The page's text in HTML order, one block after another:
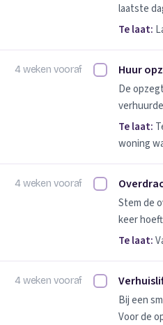
laatste
Te laat:
4 weken vooraf HuurHuur
De
Te laat:
woning
4 weken vooraf Overdracht
Stem de
keer
Te laat:
4 weken vooraf Verhuislift
Bij een
Voor de